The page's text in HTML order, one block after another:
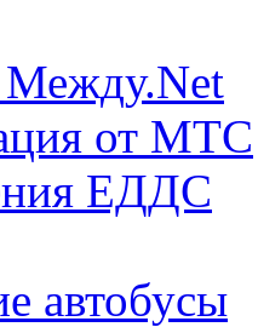
от МТС
ЕДДС
автобусы